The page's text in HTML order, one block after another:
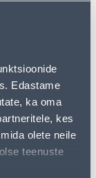
Edastame
ka oma
kes
olete neile
teenuste